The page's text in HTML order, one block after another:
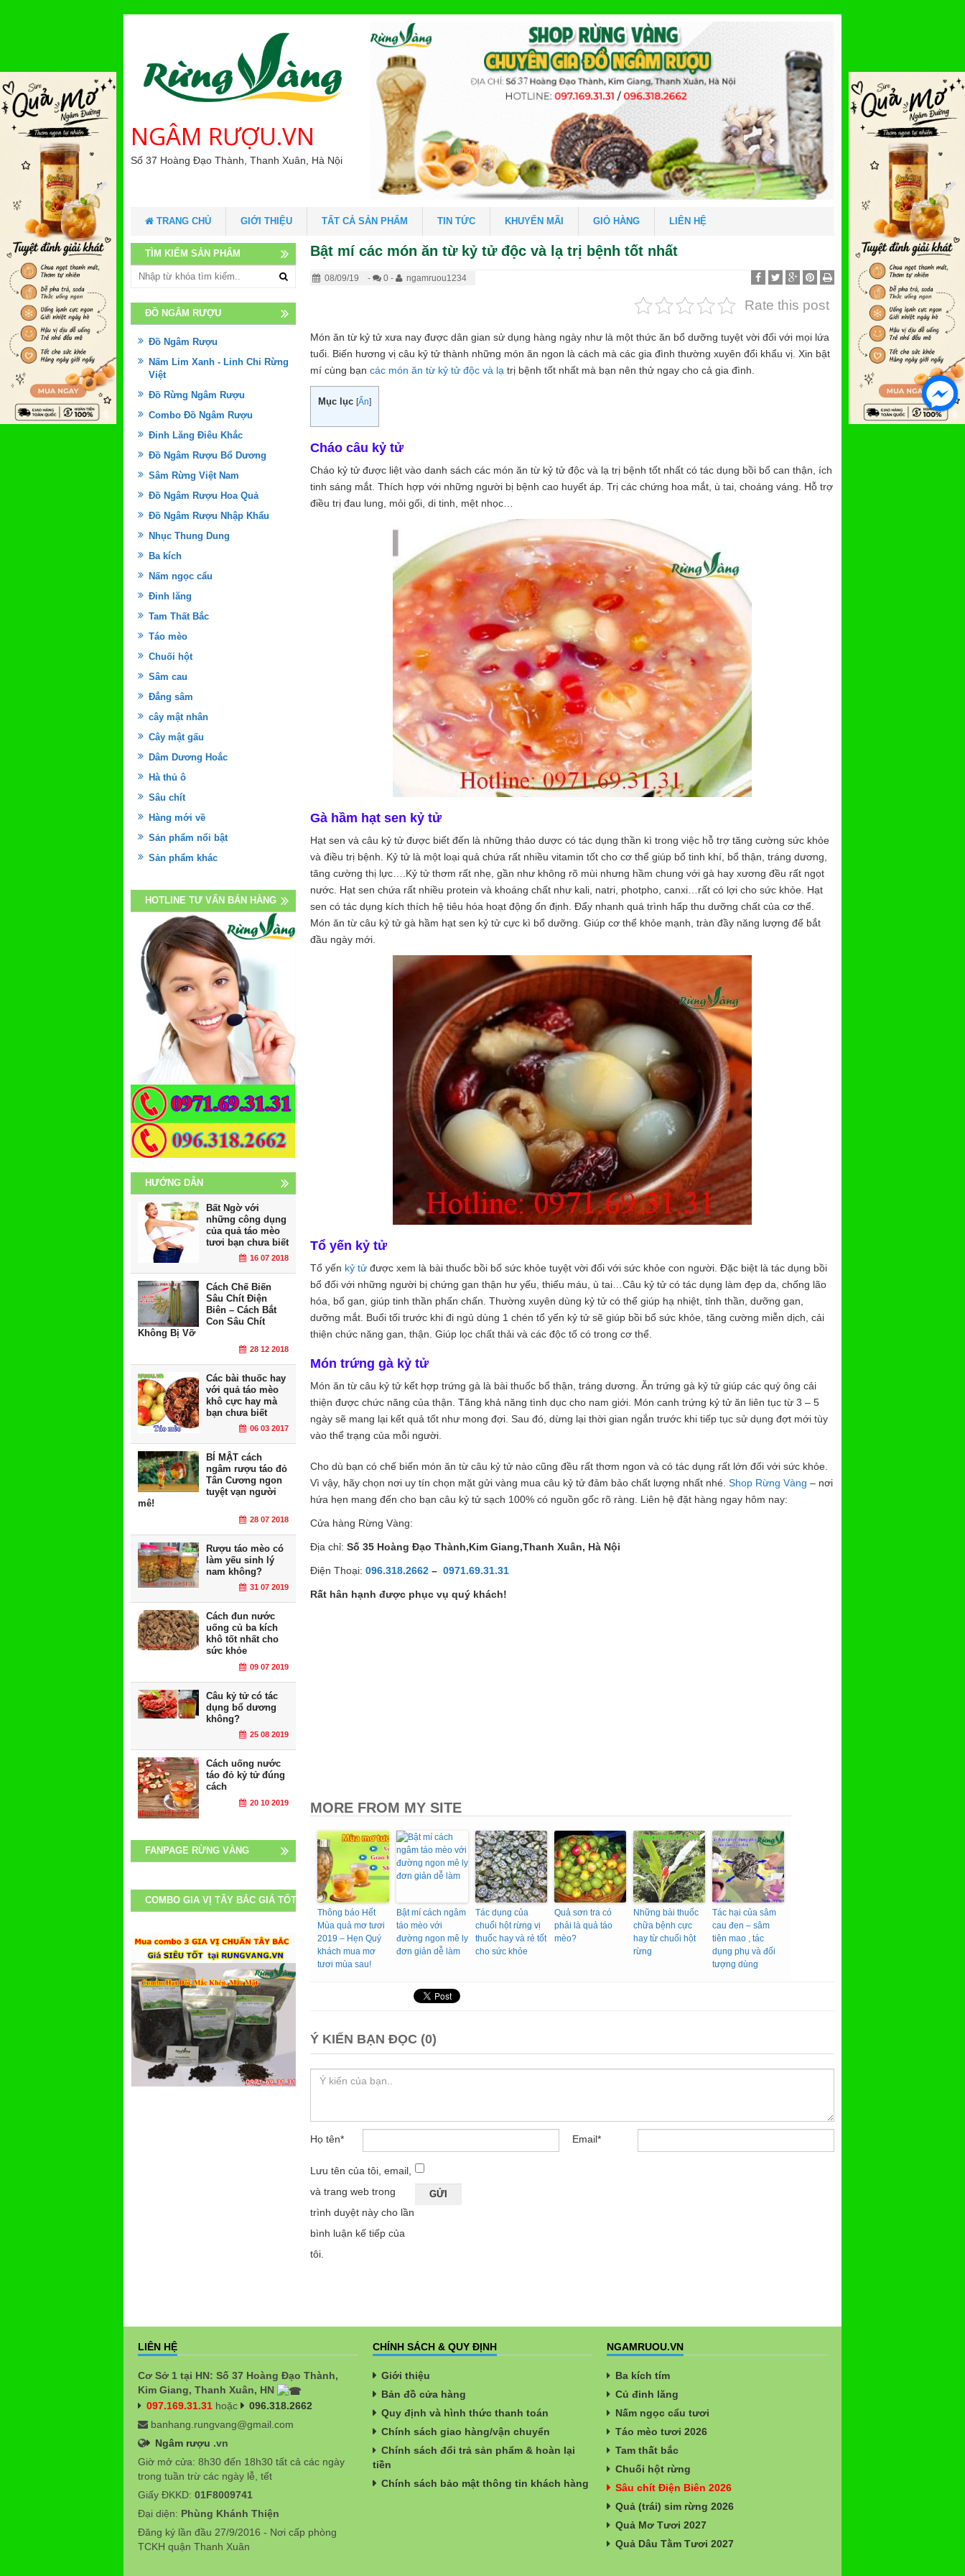
NGÂM RƯỢU.VN
Số 37 Hoàng Đạo Thành, Thanh Xuân, Hà Nội
TRANG CHỦ GIỚI THIỆU TẤT CẢ SẢN PHẨM TIN TỨC KHUYẾN MÃI GIỎ HÀNG LIÊN HỆ
Bật mí các món ăn từ kỷ tử độc và lạ trị bệnh tốt nhất
08/09/19 - 0 - ngamruou1234
Rate this post
Món ăn từ kỷ tử xưa nay được dân gian sử dụng hàng ngày như là một thức ăn bổ dưỡng tuyệt vời đối với mọi lứa
tuổi. Biến hương vị câu kỷ tử thành những món ăn ngon là cách mà các gia đình thường xuyên đổi khẩu vị. Xin bật
mí cùng bạn các món ăn từ kỷ tử độc và lạ trị bệnh tốt nhất mà bạn nên thử ngay cho cả gia đình.
Mục lục [Ẩn]
Cháo câu kỷ tử
Cháo kỷ tử được liệt vào danh sách các món ăn từ kỷ tử độc và lạ trị bệnh tốt nhất có tác dụng bồi bổ can thận, ích
tinh sáng mắt. Thích hợp với những người bị bệnh cao huyết áp. Trị các chứng hoa mắt, ù tai, choáng váng. Hỗ trợ
điều trị đau lung, mỏi gối, di tinh, mệt nhọc…
Gà hầm hạt sen kỷ tử
Hạt sen và câu kỷ tử được biết đến là những thảo dược có tác dụng thần kì trong việc hỗ trợ tăng cường sức khỏe
và điều trị bệnh. Kỷ tử là một loại quả chứa rất nhiều vitamin tốt cho cơ thể giúp bổ tinh khí, bổ thận, tráng dương,
tăng cường thị lực….Kỷ tử thơm rất nhẹ, gần như không rõ mùi nhưng hầm chung với gà hay xương đều rất ngọt
nước. Hạt sen chứa rất nhiều protein và khoáng chất như kali, natri, photpho, canxi…rất có lợi cho sức khỏe. Hạt
sen có tác dụng kích thích hệ tiêu hóa hoạt động ổn định. Đẩy nhanh quá trình hấp thu dưỡng chất của cơ thể.
Món ăn từ câu kỷ tử gà hầm hạt sen kỷ tử cực kì bổ dưỡng. Giúp cơ thể khỏe mạnh, tràn đầy năng lượng để bắt
đầu ngày mới.
Tổ yến kỷ tử
Tổ yến kỷ tử được xem là bài thuốc bồi bổ sức khỏe tuyệt vời đối với sức khỏe con người. Đặc biệt là tác dụng bồi
bổ đối với những người bị chứng gan thận hư yếu, thiếu máu, ù tai…Câu kỷ tử có tác dụng làm đẹp da, chống lão
hóa, bổ gan, giúp tinh thần phấn chấn. Thường xuyên dùng kỷ tử có thể giúp hạ nhiệt, tỉnh thần, dưỡng gan,
dưỡng mắt. Buổi tối trước khi đi ngủ dùng 1 chén tổ yến kỷ tử sẽ giúp bồi bổ sức khỏe, tăng cường miễn dịch, cải
thiện chức năng gan, thận. Giúp lọc chất thải và các độc tố có trong cơ thể.
Món trứng gà kỷ tử
Món ăn từ câu kỷ tử kết hợp trứng gà là bài thuốc bổ thận, tráng dương. Ăn trứng gà kỷ tử giúp các quý ông cải
thiện được chức năng của thận. Tăng khả năng tình dục cho nam giới. Món canh trứng kỷ tử ăn liên tục từ 3 – 5
ngày sẽ mang lại kết quả tốt như mong đợi. Sau đó, dừng lại thời gian ngắn trước khi tiếp tục sử dụng đợt mới tùy
vào thể trạng của mỗi người.
Cho dù bạn có chế biến món ăn từ câu kỷ tử nào cũng đều rất thơm ngon và có tác dụng rất lớn đối với sức khỏe.
Vì vậy, hãy chọn nơi uy tín chọn mặt gửi vàng mua câu kỷ tử đảm bảo chất lượng nhất nhé. Shop Rừng Vàng – nơi
hứa hẹn mang đến cho bạn câu kỷ tử sạch 100% có nguồn gốc rõ ràng. Liên hệ đặt hàng ngay hôm nay:
Cửa hàng Rừng Vàng:
Địa chỉ: Số 35 Hoàng Đạo Thành,Kim Giang,Thanh Xuân, Hà Nội
Điện Thoại: 096.318.2662 – 0971.69.31.31
Rất hân hạnh được phục vụ quý khách!
MORE FROM MY SITE
Thông báo Hết
Mùa quả mơ tươi
2019 – Hẹn Quý
khách mua mơ
tươi mùa sau!
Bật mí cách ngâm
táo mèo với
đường ngon mê ly
đơn giản dễ làm
Tác dụng của
chuối hột rừng vị
thuốc hay và rẻ tốt
cho sức khỏe
Quả sơn tra có
phải là quả táo
mèo?
Những bài thuốc
chữa bệnh cực
hay từ chuối hột
rừng
Tác hại của sâm
cau đen – sâm
tiên mao , tác
dụng phụ và đối
tượng dùng
Ý KIẾN BẠN ĐỌC (0)
Họ tên* Email*
Lưu tên của tôi, email,
và trang web trong
trình duyệt này cho lần
bình luận kế tiếp của
tôi.
TÌM KIẾM SẢN PHẨM
ĐỒ NGÂM RƯỢU
Đồ Ngâm Rượu
Nấm Lim Xanh - Linh Chi Rừng
Việt
Đồ Rừng Ngâm Rượu
Combo Đồ Ngâm Rượu
Đinh Lăng Điêu Khắc
Đồ Ngâm Rượu Bổ Dương
Sâm Rừng Việt Nam
Đồ Ngâm Rượu Hoa Quả
Đồ Ngâm Rượu Nhập Khẩu
Nhục Thung Dung
Ba kích
Nấm ngọc cẩu
Đinh lăng
Tam Thất Bắc
Táo mèo
Chuối hột
Sâm cau
Đẳng sâm
cây mật nhân
Cây mật gấu
Dâm Dương Hoắc
Hà thủ ô
Sâu chít
Hàng mới về
Sản phẩm nổi bật
Sản phẩm khác
HOTLINE TƯ VẤN BÁN HÀNG
HƯỚNG DẪN
Bất Ngờ với
những công dụng
của quả táo mèo
tươi bạn chưa biết
16 07 2018
Cách Chế Biến
Sâu Chít Điện
Biên – Cách Bắt
Con Sâu Chít
Không Bị Vỡ
28 12 2018
Các bài thuốc hay
với quả táo mèo
khô cực hay mà
bạn chưa biết
06 03 2017
BÍ MẬT cách
ngâm rượu táo đỏ
Tân Cương ngon
tuyệt vạn người
mê!
28 07 2018
Rượu táo mèo có
làm yếu sinh lý
nam không?
31 07 2019
Cách đun nước
uống củ ba kích
khô tốt nhất cho
sức khỏe
09 07 2019
Câu kỷ tử có tác
dụng bổ dương
không?
25 08 2019
Cách uống nước
táo đỏ kỷ tử đúng
cách
20 10 2019
FANPAGE RỪNG VÀNG
COMBO GIA VỊ TÂY BẮC GIÁ TỐT
LIÊN HỆ
Cơ Sở 1 tại HN: Số 37 Hoàng Đạo Thành,
Kim Giang, Thanh Xuân, HN
097.169.31.31 hoặc
096.318.2662
banhang.rungvang@gmail.com
Ngâm rượu .vn
Giờ mở cửa: 8h30 đến 18h30 tất cả các ngày
trong tuần trừ các ngày lễ, tết
Giấy ĐKKD: 01F8009741
Đại diện: Phùng Khánh Thiện
Đăng ký lần đầu 27/9/2016 - Nơi cấp phòng
TCKH quận Thanh Xuân
CHÍNH SÁCH & QUY ĐỊNH
Giới thiệu
Bản đồ cửa hàng
Quy định và hình thức thanh toán
Chính sách giao hàng/vận chuyển
Chính sách đổi trả sản phẩm & hoàn lại
tiền
Chính sách bảo mật thông tin khách hàng
NGAMRUOU.VN
Ba kích tím
Củ đinh lăng
Nấm ngọc cẩu tươi
Táo mèo tươi 2026
Tam thất bắc
Chuối hột rừng
Sâu chít Điện Biên 2026
Quả (trái) sim rừng 2026
Quả Mơ Tươi 2027
Quả Dâu Tằm Tươi 2027